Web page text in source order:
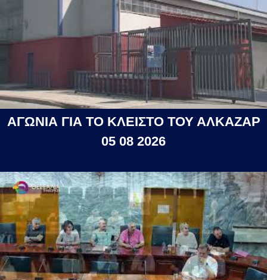
ΑΓΩΝΙΑ ΓΙΑ ΤΟ ΚΛΕΙΣΤΟ ΤΟΥ ΑΛΚΑΖΑΡ
05 08 2026